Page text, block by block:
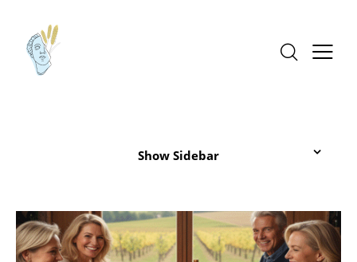
Show Sidebar